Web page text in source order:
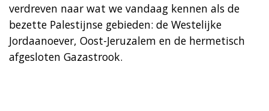
verdreven naar wat we vandaag kennen als de
bezette Palestijnse gebieden: de Westelijke
Jordaanoever, Oost-Jeruzalem en de hermetisch
afgesloten Gazastrook.